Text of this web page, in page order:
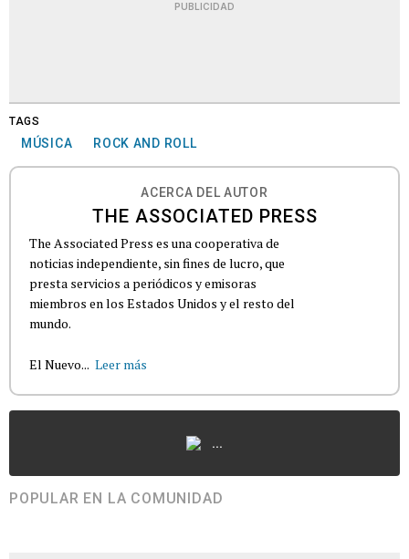
PUBLICIDAD
TAGS
MÚSICA ROCK AND ROLL
ACERCA DEL AUTOR
THE ASSOCIATED PRESS
The Associated Press es una cooperativa de
noticias independiente, sin fines de lucro, que
presta servicios a periódicos y emisoras
miembros en los Estados Unidos y el resto del
mundo.
El Nuevo... Leer más
...
POPULAR EN LA COMUNIDAD